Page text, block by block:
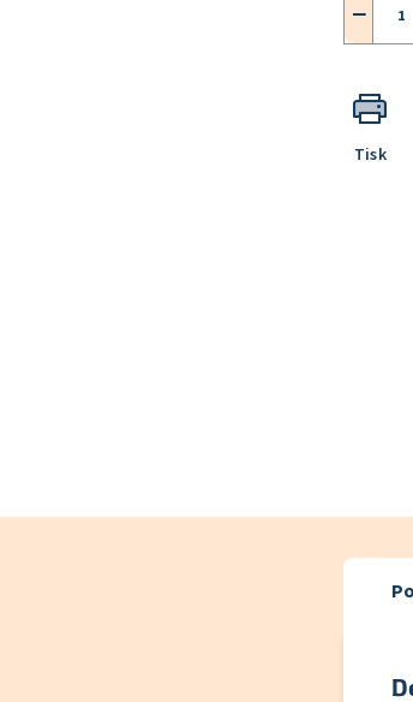
−
Tisk